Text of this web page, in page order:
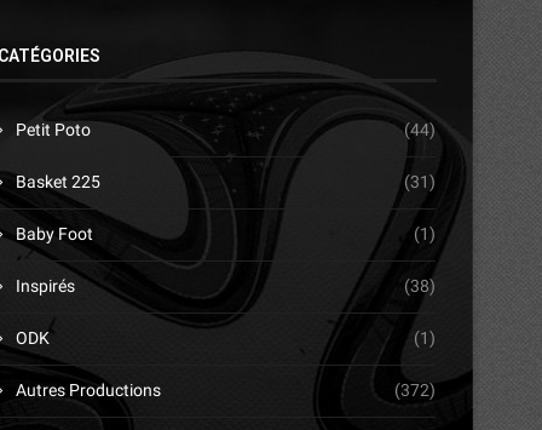
Petit Poto (44)
Basket 225 (31)
Baby Foot (1)
Inspirés (38)
ODK (1)
Autres Productions (372)